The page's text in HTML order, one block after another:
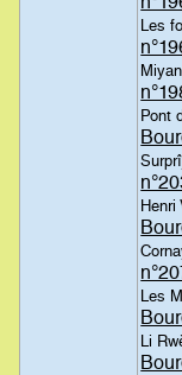
Les
Pont
Les
Li